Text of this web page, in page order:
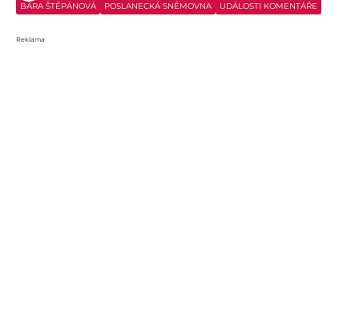
BÁRA ŠTĚPÁNOVÁ
POSLANECKÁ SNĚMOVNA UDÁLOSTI KOMENTÁŘE
Reklama